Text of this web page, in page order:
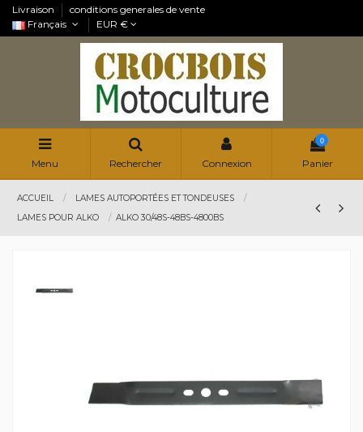
Livraison
conditions generales de vente
Français
EUR €
Menu Rechercher Connexion
0
Panier
ACCUEIL
LAMES AUTOPORTÉES ET TONDEUSES
LAMES POUR ALKO
ALKO 30/48S-48BS-4800BS